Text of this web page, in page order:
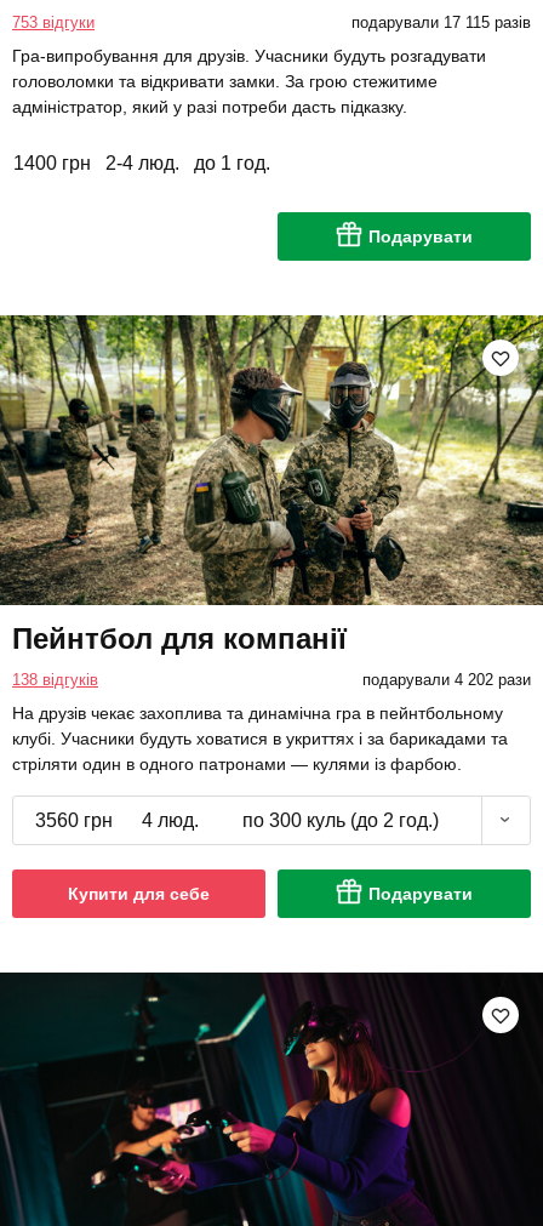
753 відгуки подарували 17 115 разів
Гра-випробування для друзів. Учасники будуть розгадувати
головоломки та відкривати замки. За грою стежитиме
адміністратор, який у разі потреби дасть підказку.
1400 грн 2-4 люд. до 1 год.
Подарувати
Пейнтбол для компанії
138 відгуків подарували 4 202 рази
На друзів чекає захоплива та динамічна гра в пейнтбольному
клубі. Учасники будуть ховатися в укриттях і за барикадами та
стріляти один в одного патронами — кулями із фарбою.
3560 грн 4 люд. по 300 куль (до 2 год.)
Купити для себе Подарувати